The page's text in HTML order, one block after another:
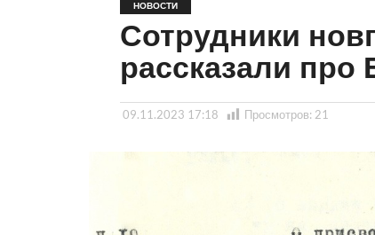
НОВОСТИ
Сотрудники
рассказали про
09.11.2023 17:18 Просмотров: 21